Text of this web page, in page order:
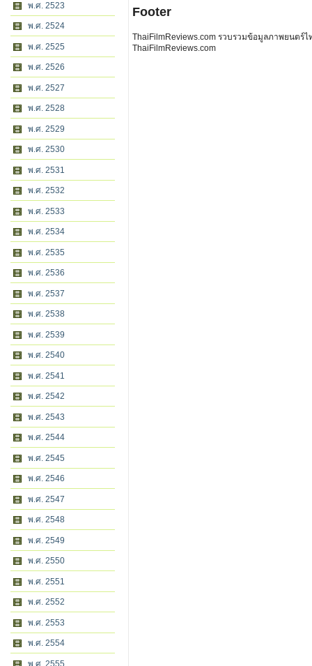
พ.ศ. 2523
พ.ศ. 2524
พ.ศ. 2525
พ.ศ. 2526
พ.ศ. 2527
พ.ศ. 2528
พ.ศ. 2529
พ.ศ. 2530
พ.ศ. 2531
พ.ศ. 2532
พ.ศ. 2533
พ.ศ. 2534
พ.ศ. 2535
พ.ศ. 2536
พ.ศ. 2537
พ.ศ. 2538
พ.ศ. 2539
พ.ศ. 2540
พ.ศ. 2541
พ.ศ. 2542
พ.ศ. 2543
พ.ศ. 2544
พ.ศ. 2545
พ.ศ. 2546
พ.ศ. 2547
พ.ศ. 2548
พ.ศ. 2549
พ.ศ. 2550
พ.ศ. 2551
พ.ศ. 2552
พ.ศ. 2553
พ.ศ. 2554
พ.ศ. 2555
Footer
ThaiFilmReviews.com รวบรวมข้อมูลภาพยนตร์
ThaiFilmReviews.com